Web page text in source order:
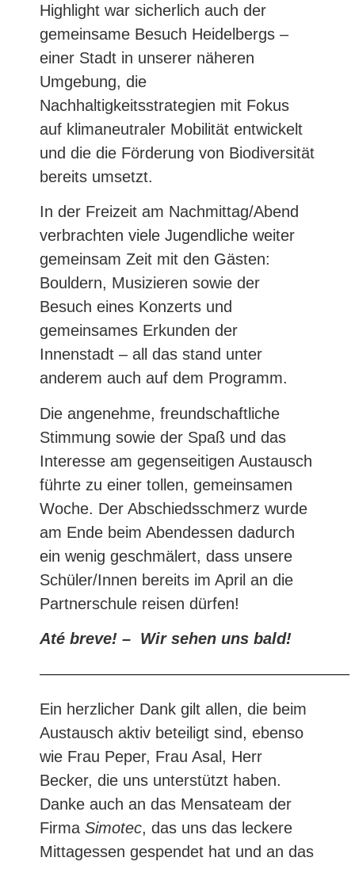
Highlight war sicherlich auch der
gemeinsame Besuch Heidelbergs –
einer Stadt in unserer näheren
Umgebung, die
Nachhaltigkeitsstrategien mit Fokus
auf klimaneutraler Mobilität entwickelt
und die die Förderung von Biodiversität
bereits umsetzt.
In der Freizeit am Nachmittag/Abend
verbrachten viele Jugendliche weiter
gemeinsam Zeit mit den Gästen:
Bouldern, Musizieren sowie der
Besuch eines Konzerts und
gemeinsames Erkunden der
Innenstadt – all das stand unter
anderem auch auf dem Programm.
Die angenehme, freundschaftliche
Stimmung sowie der Spaß und das
Interesse am gegenseitigen Austausch
führte zu einer tollen, gemeinsamen
Woche. Der Abschiedsschmerz wurde
am Ende beim Abendessen dadurch
ein wenig geschmälert, dass unsere
Schüler/Innen bereits im April an die
Partnerschule reisen dürfen!
Até breve! – Wir sehen uns bald!
———————————————————–
Ein herzlicher Dank gilt allen, die beim
Austausch aktiv beteiligt sind, ebenso
wie Frau Peper, Frau Asal, Herr
Becker, die uns unterstützt haben.
Danke auch an das Mensateam der
Firma Simotec, das uns das leckere
Mittagessen gespendet hat und an das